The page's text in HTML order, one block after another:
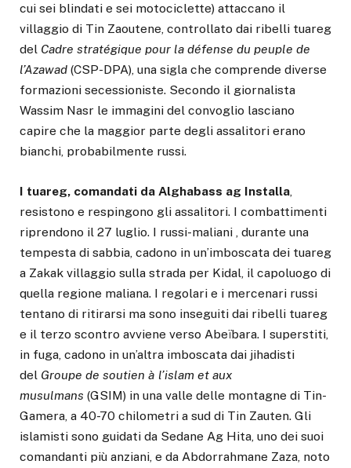
cui sei blindati e sei motociclette) attaccano il
villaggio di Tin Zaoutene, controllato dai ribelli tuareg
del Cadre stratégique pour la défense du peuple de
l’Azawad (CSP-DPA), una sigla che comprende diverse
formazioni secessioniste. Secondo il giornalista
Wassim Nasr le immagini del convoglio lasciano
capire che la maggior parte degli assalitori erano
bianchi, probabilmente russi.
I tuareg, comandati da Alghabass ag Installa
resistono e respingono gli assalitori. I combattimenti
riprendono il 27 luglio. I russi-maliani , durante una
tempesta di sabbia, cadono in un’imboscata dei tuareg
a Zakak villaggio sulla strada per Kidal, il capoluogo di
quella regione maliana. I regolari e i mercenari russi
tentano di ritirarsi ma sono inseguiti dai ribelli tuareg
e il terzo scontro avviene verso Abeïbara. I superstiti,
in fuga, cadono in un’altra imboscata dai jihadisti
del Groupe de soutien à l’islam et aux
musulmans (GSIM) in una valle delle montagne di Tin-
Gamera, a 40-70 chilometri a sud di Tin Zauten. Gli
islamisti sono guidati da Sedane Ag Hita, uno dei suoi
comandanti più anziani, e da Abdorrahmane Zaza, noto